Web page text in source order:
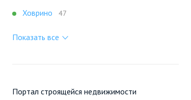
Ховрино
47
Показать все
Портал строящейся недвижимости